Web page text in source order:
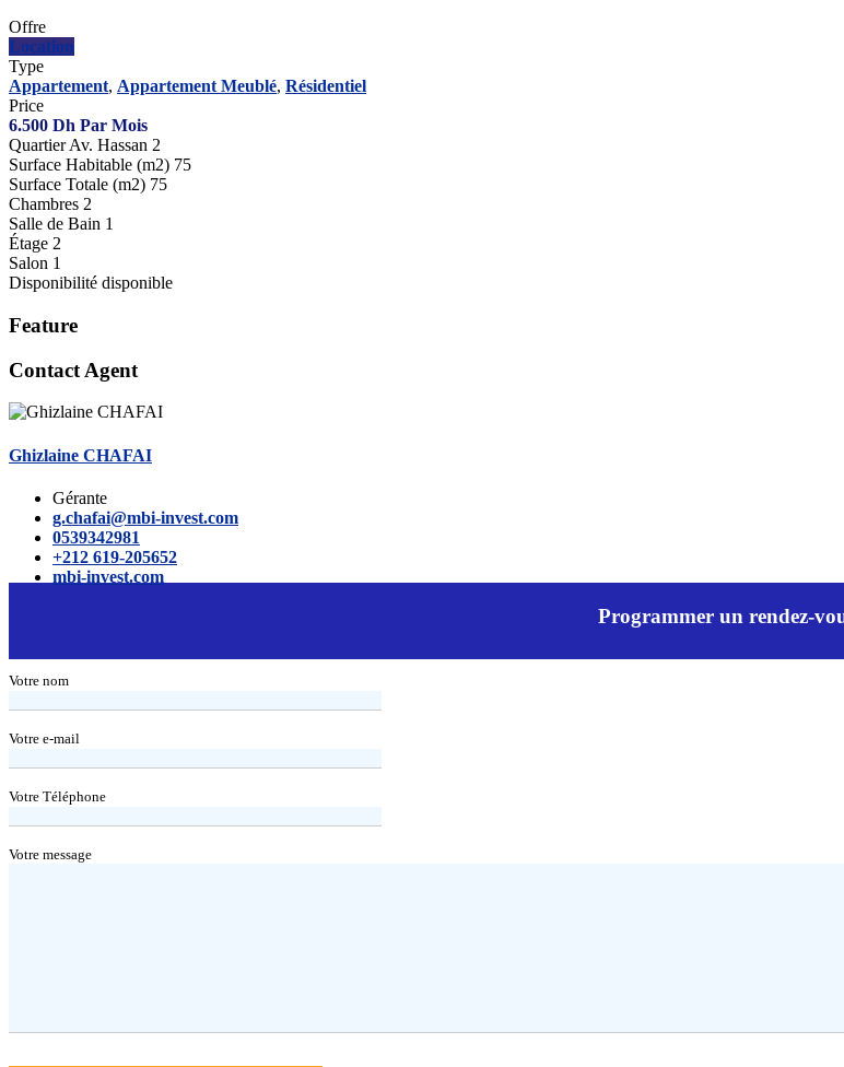
Offre
Location
Type
Appartement, Appartement Meublé, Résidentiel
Price
6.500 Dh Par Mois
Quartier Av. Hassan 2
Surface Habitable (m2) 75
Surface Totale (m2) 75
Chambres 2
Salle de Bain 1
Étage 2
Salon 1
Disponibilité disponible
Feature
Contact Agent
Ghizlaine CHAFAI
Gérante
g.chafai@mbi-invest.com
0539342981
+212 619-205652
mbi-invest.com
Programmer un rendez-
Votre nom
Votre e-mail
Votre Téléphone
Votre message